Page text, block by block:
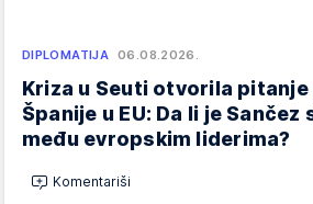
DIPLOMATIJA 06.08.2026.
Kriza u Seuti otvorila
Španije u EU: Da li je
među evropskim liderima?
Komentariši